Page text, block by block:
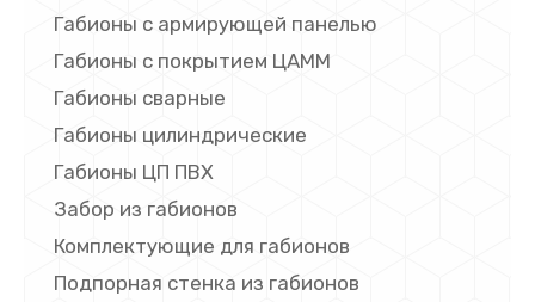
Габионы с армирующей панелью
Габионы с покрытием ЦАММ
Габионы сварные
Габионы цилиндрические
Габионы ЦП ПВХ
Забор из габионов
Комплектующие для габионов
Подпорная стенка из габионов